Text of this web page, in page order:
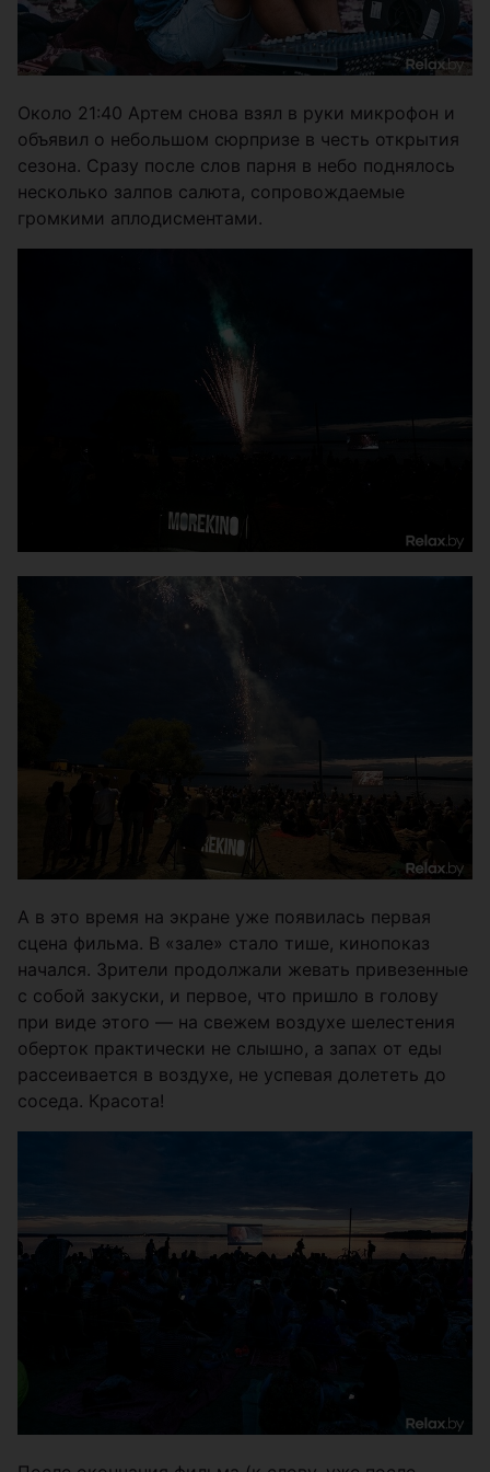
Около 21:40 Артем снова взял в руки микрофон и
объявил о небольшом сюрпризе в честь открытия
сезона. Сразу после слов парня в небо поднялось
несколько залпов салюта, сопровождаемые
громкими аплодисментами.
А в это время на экране уже появилась первая
сцена фильма. В «зале» стало тише, кинопоказ
начался. Зрители продолжали жевать привезенные
с собой закуски, и первое, что пришло в голову
при виде этого — на свежем воздухе шелестения
оберток практически не слышно, а запах от еды
рассеивается в воздухе, не успевая долететь до
соседа. Красота!